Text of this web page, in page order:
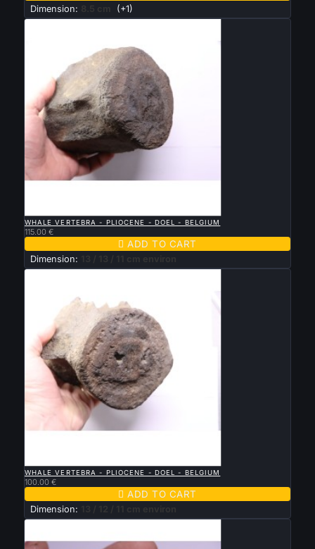
Dimension: 8.5 cm (+1)
WHALE VERTEBRA - PLIOCENE - DOEL - BELGIUM
115.00 €
 ADD TO CART
Dimension: 13 / 13 / 11 cm environ
WHALE VERTEBRA - PLIOCENE - DOEL - BELGIUM
100.00 €
 ADD TO CART
Dimension: 13 / 12 / 11 cm environ